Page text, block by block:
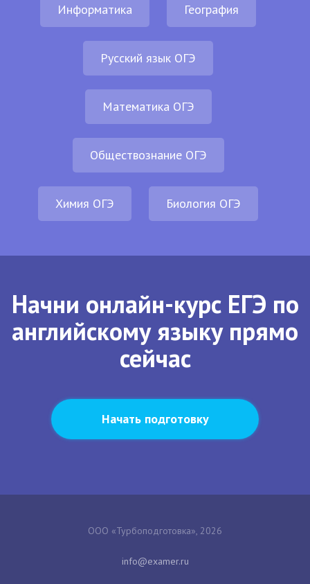
Информатика География
Русский язык ОГЭ
Математика ОГЭ
Обществознание ОГЭ
Химия ОГЭ Биология ОГЭ
Начни онлайн-курс ЕГЭ по
английскому языку прямо
сейчас
Начать подготовку
ООО «Турбоподготовка», 2026